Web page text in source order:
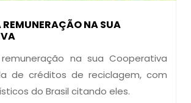
NA SUA
na sua Cooperativa
de créditos de reciclagem, com
do Brasil citando eles.